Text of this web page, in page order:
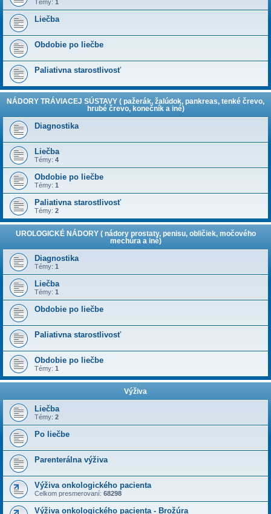
Témy: 1
Liečba
Obdobie po liečbe
Paliativna starostlivosť
NÁDORY TRÁVIACEJ SÚSTAVY ( pažerák, žalúdok, pankreas, tenké črevo,
hrubé črevo, konečník a iné)
Diagnostika
Liečba
Témy: 4
Obdobie po liečbe
Témy: 1
Paliativna starostlivosť
Témy: 2
UROLOGICKÉ NÁDORY ( nádory prostaty, penisu, obličiek, močového
mechúra a iné)
Diagnostika
Témy: 1
Liečba
Témy: 1
Obdobie po liečbe
Paliativna starostlivosť
Obdobie po liečbe
Témy: 1
Výživa
Liečba
Témy: 2
Po liečbe
Parenterálna výživa
Výživa onkologického pacienta
Celkom presmerovaní: 68298
Výživa onkologického pacienta - Brožúra